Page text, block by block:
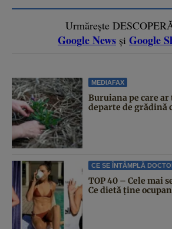
Urmărește
Google News și Google
MEDIAFAX
Buruiana pe care
departe de grădină
CE SE ÎNTÂMPLĂ
TOP 40 – Cele mai
Ce dietă ține